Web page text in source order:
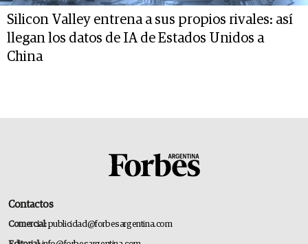
Silicon Valley entrena a sus propios rivales: así
llegan los datos de IA de Estados Unidos a
China
Contactos
Comercial:publicidad@forbesargentina.com